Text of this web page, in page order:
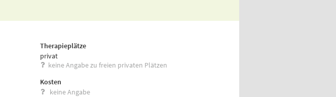
Therapieplätze
privat
keine Angabe zu freien privaten Plätzen
Kosten
keine Angabe